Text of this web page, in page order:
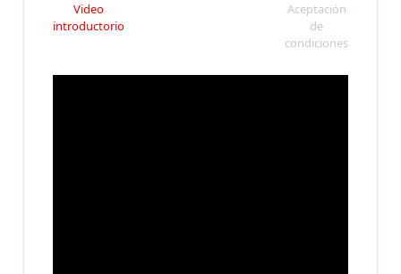
Video
introductorio
Aceptación
de
condiciones